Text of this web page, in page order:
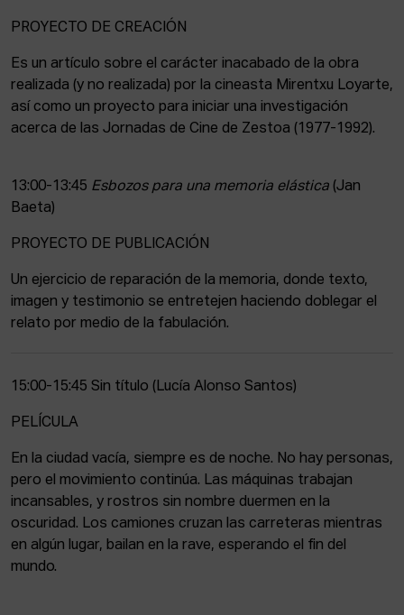
PROYECTO DE CREACIÓN
Es un artículo sobre el carácter inacabado de la obra
realizada (y no realizada) por la cineasta Mirentxu Loyarte,
así como un proyecto para iniciar una investigación
acerca de las Jornadas de Cine de Zestoa (1977-1992).
13:00-13:45 Esbozos para una memoria elástica (Jan
Baeta)
PROYECTO DE PUBLICACIÓN
Un ejercicio de reparación de la memoria, donde texto,
imagen y testimonio se entretejen haciendo doblegar el
relato por medio de la fabulación.
15:00-15:45 Sin título (Lucía Alonso Santos)
PELÍCULA
En la ciudad vacía, siempre es de noche. No hay personas,
pero el movimiento continúa. Las máquinas trabajan
incansables, y rostros sin nombre duermen en la
oscuridad. Los camiones cruzan las carreteras mientras
en algún lugar, bailan en la rave, esperando el fin del
mundo.